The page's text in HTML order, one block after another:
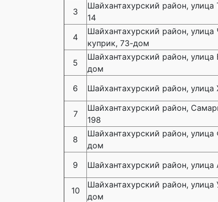
3
Шайхантахурский район, улица
14
4
Шайхантахурский район, улица
куприк, 73-дом
5
Шайхантахурский район, улица
дом
6
Шайхантахурский район, улица
7
Шайхантахурский район,
198
8
Шайхантахурский район, улица
дом
9
Шайхантахурский район, улица
10
Шайхантахурский район, улица
дом